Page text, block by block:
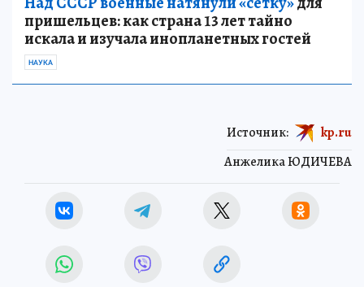
пришельцев: как страна 13 лет тайно
искала и изучала инопланетных гостей
НАУКА
Анжелика ЮДИЧЕВА
Источник: kp.ru